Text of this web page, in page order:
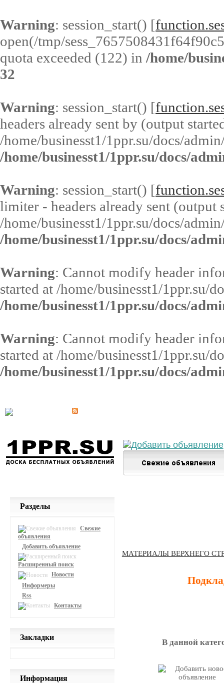
Warning: session_start() [
open(/tmp/
quota exceeded (122) in /home/
32
Warning: session_start() [
headers already sent by (output
/home/businesst1/1ppr.su/docs/
/home/businesst1/1ppr.su/docs/
Warning: session_start() [
limiter - headers already sent (output
/home/businesst1/1ppr.su/docs/
/home/businesst1/1ppr.su/docs/
Warning: Cannot modify header
started at /home/businesst1/1ppr.su/
/home/businesst1/1ppr.su/docs/
Warning: Cannot modify header
started at /home/businesst1/1ppr.su/
/home/businesst1/1ppr.su/docs/
МАТЕРИАЛЫ ВЕРХНЕГО
В данной
Разделы
Свежие
объявления
Добавить объявление
Расширенный поиск
Новости
Информеры
Rss
Контакты
Закладки
Информация